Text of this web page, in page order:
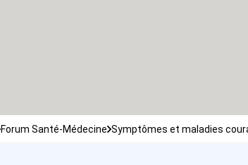
Forum Santé-Médecine Symptômes et maladies